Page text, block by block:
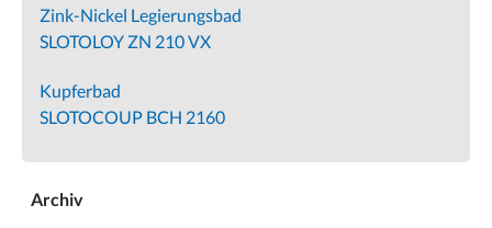
Zink-Nickel Legierungsbad
SLOTOLOY ZN 210 VX
Kupferbad
SLOTOCOUP BCH 2160
Archiv